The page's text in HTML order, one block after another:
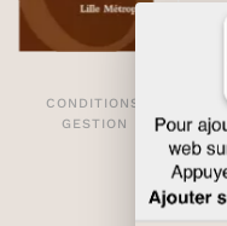
CONDITIONS
GESTION DES